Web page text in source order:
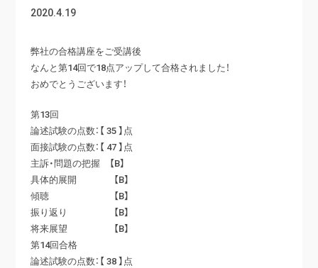
2020.4.19
弊社の合格講座をご受講後
なんと第14回で18点アップして合格されました！
おめでとうございます！
第13回
論述試験の点数：【 35 】点
面接試験の点数：【 47 】点
主訴・問題の把握 【B】
具体的展開 【B】
傾聴 【B】
振り返り 【B】
将来展望 【B】
第14回合格
論述試験の点数：【 38 】点